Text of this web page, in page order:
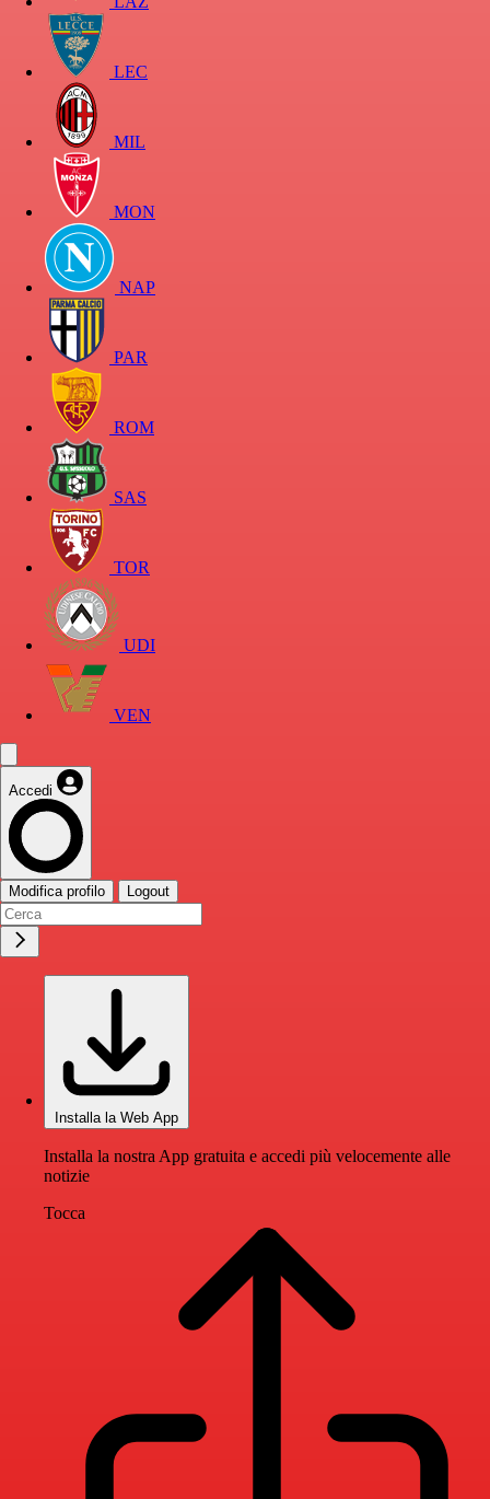
LEC
MIL
MON
NAP
PAR
ROM
SAS
TOR
UDI
VEN
Accedi
Modifica profilo Logout
Installa la Web App
Installa la nostra App gratuita e accedi più velocemente alle
notizie
Tocca